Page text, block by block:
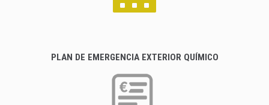
PLAN DE EMERGENCIA EXTERIOR QUÍMICO